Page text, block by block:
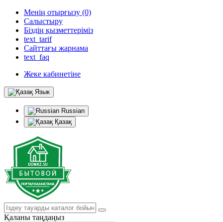
Менің отырғызу (0)
Салыстыру
Біздің қызметтеріміз
text_tarif
Сайттағы жарнама
text_faq
Жеке кабинетіне
Язык
Russian
Қазақ
Қаланы таңдаңыз